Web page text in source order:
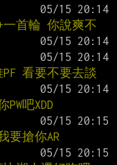
首輪 你說爽不
看要不要去談
吧XDD
搶你AR